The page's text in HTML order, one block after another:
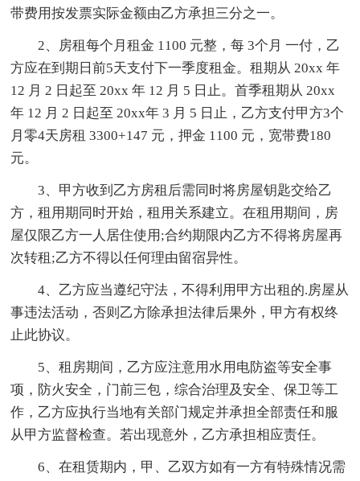
带费用按发票实际金额由乙方承担三分之一。
2、房租每个月租金 1100 元整，每 3个月 一付，乙
方应在到期日前5天支付下一季度租金。租期从 20xx 年
12 月 2 日起至 20xx 年 12 月 5 日止。首季租期从 20xx
年 12 月 2 日起至 20xx年 3 月 5 日止，乙方支付甲方3个
月零4天房租 3300+147 元，押金 1100 元，宽带费180
元。
3、甲方收到乙方房租后需同时将房屋钥匙交给乙
方，租用期同时开始，租用关系建立。在租用期间，房
屋仅限乙方一人居住使用;合约期限内乙方不得将房屋再
次转租;乙方不得以任何理由留宿异性。
4、乙方应当遵纪守法，不得利用甲方出租的.房屋从
事违法活动，否则乙方除承担法律后果外，甲方有权终
止此协议。
5、租房期间，乙方应注意用水用电防盗等安全事
项，防火安全，门前三包，综合治理及安全、保卫等工
作，乙方应执行当地有关部门规定并承担全部责任和服
从甲方监督检查。若出现意外，乙方承担相应责任。
6、在租赁期内，甲、乙双方如有一方有特殊情况需